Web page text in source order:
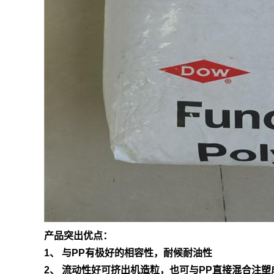
产品突出优点：
1、 与PP有极好的相容性，耐候耐油性
2、 流动性好可挤出机造粒，也可与PP直接混合注塑